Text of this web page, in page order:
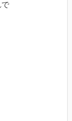
で